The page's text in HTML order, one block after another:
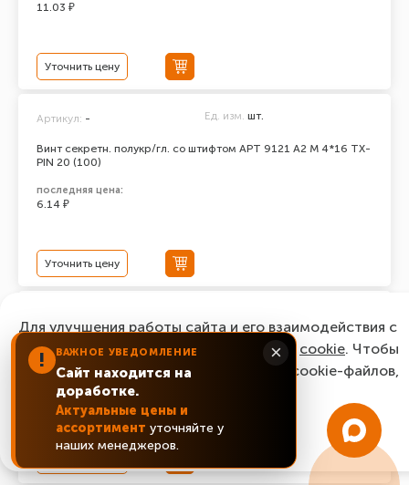
11.03 ₽
Уточнить цену
Винт секретн. полукр/гл. со штифтом АРТ 9121 А2 M 4*16 TX-
PIN 20 (100)
Артикул: - Ед. изм. шт.
последняя цена:
6.14 ₽
Уточнить цену
Винт секретн. полукр/гл. со штифтом АРТ 9121 А2 M 4*12 TX-
PIN 20 (100)
последняя цена:
9.56 ₽
! ВАЖНОЕ УВЕДОМЛЕНИЕ
Сайт находится на
доработке.
Актуальные цены и
ассортимент уточняйте у
наших менеджеров.
×
Для улучшения работы сайта и его взаимодействия с
пользователями мы используем файлы cookie. Чтобы
согласиться с нашим использованием cookie-файлов,
нажмите “Ок, понятно!”
ОК, понятно!